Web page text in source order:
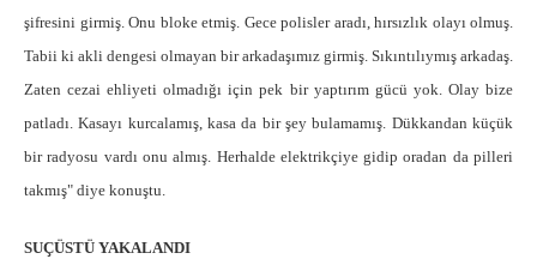
şifresini girmiş. Onu bloke etmiş. Gece polisler aradı, hırsızlık olayı olmuş.
Tabii ki akli dengesi olmayan bir arkadaşımız girmiş. Sıkıntılıymış arkadaş.
Zaten cezai ehliyeti olmadığı için pek bir yaptırım gücü yok. Olay bize
patladı. Kasayı kurcalamış, kasa da bir şey bulamamış. Dükkandan küçük
bir radyosu vardı onu almış. Herhalde elektrikçiye gidip oradan da pilleri
takmış" diye konuştu.
SUÇÜSTÜ YAKALANDI